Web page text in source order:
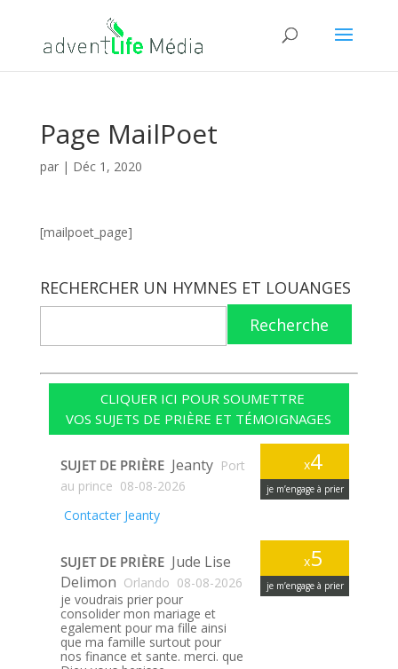
Page MailPoet
par | Déc 1, 2020
[mailpoet_page]
RECHERCHER UN HYMNES ET LOUANGES
Recherche
CLIQUER ICI POUR SOUMETTRE
VOS SUJETS DE PRIÈRE ET TÉMOIGNAGES
x4
je m’engage à prier
SUJET DE PRIÈRE Jeanty Port
au prince 08-08-2026
Contacter Jeanty
x5
je m’engage à prier
SUJET DE PRIÈRE Jude Lise
Delimon Orlando 08-08-2026
je voudrais prier pour
consolider mon mariage et
egalement pour ma fille ainsi
que ma famille surtout pour
nos finance et sante. merci. que